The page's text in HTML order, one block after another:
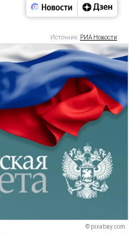
Источник: РИА Новости
© pixabay.com